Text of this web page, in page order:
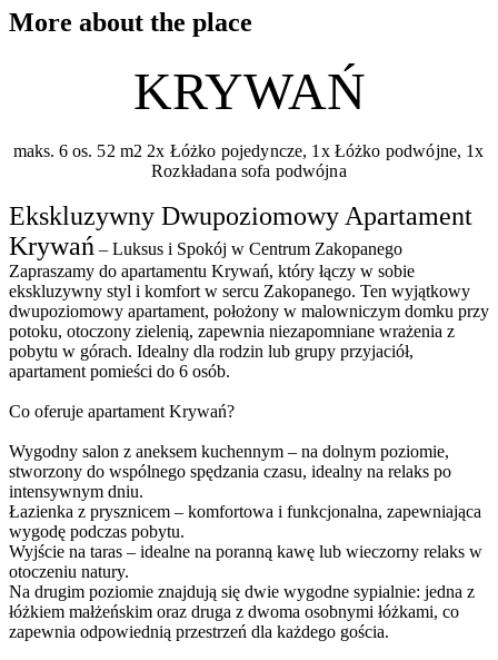
More about the place
KRYWAŃ
maks. 6 os. 52 m2 2x Łóżko pojedyncze, 1x Łóżko podwójne, 1x
Rozkładana sofa podwójna
Ekskluzywny Dwupoziomowy Apartament
Krywań – Luksus i Spokój w Centrum Zakopanego
Zapraszamy do apartamentu Krywań, który łączy w sobie
ekskluzywny styl i komfort w sercu Zakopanego. Ten wyjątkowy
dwupoziomowy apartament, położony w malowniczym domku przy
potoku, otoczony zielenią, zapewnia niezapomniane wrażenia z
pobytu w górach. Idealny dla rodzin lub grupy przyjaciół,
apartament pomieści do 6 osób.
Co oferuje apartament Krywań?
Wygodny salon z aneksem kuchennym – na dolnym poziomie,
stworzony do wspólnego spędzania czasu, idealny na relaks po
intensywnym dniu.
Łazienka z prysznicem – komfortowa i funkcjonalna, zapewniająca
wygodę podczas pobytu.
Wyjście na taras – idealne na poranną kawę lub wieczorny relaks w
otoczeniu natury.
Na drugim poziomie znajdują się dwie wygodne sypialnie: jedna z
łóżkiem małżeńskim oraz druga z dwoma osobnymi łóżkami, co
zapewnia odpowiednią przestrzeń dla każdego gościa.